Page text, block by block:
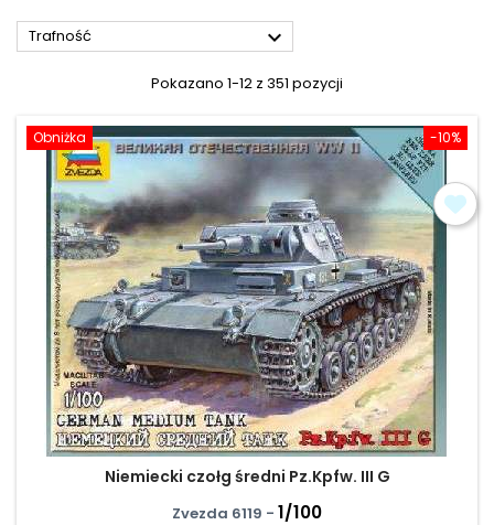
Trafność 
Pokazano 1-12 z 351 pozycji
-10%
Obniżka
Niemiecki czołg średni Pz.Kpfw. III G
Zvezda 6119 - 1/100